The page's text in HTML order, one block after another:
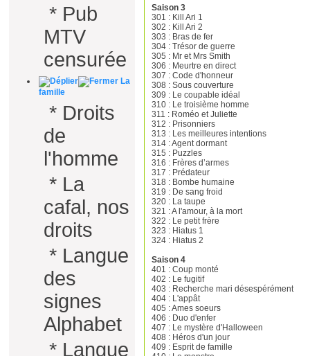
* Pub
MTV
censurée
La
famille
* Droits
de
l'homme
* La
cafal, nos
droits
* Langue
des
signes
Alphabet
* Langue
Saison 3
301 : Kill Ari 1
302 : Kill Ari 2
303 : Bras de fer
304 : Trésor de guerre
305 : Mr et Mrs Smith
306 : Meurtre en direct
307 : Code d'honneur
308 : Sous couverture
309 : Le coupable idéal
310 : Le troisième homme
311 : Roméo et Juliette
312 : Prisonniers
313 : Les meilleures intentions
314 : Agent dormant
315 : Puzzles
316 : Frères d’armes
317 : Prédateur
318 : Bombe humaine
319 : De sang froid
320 : La taupe
321 : A l'amour, à la mort
322 : Le petit frère
323 : Hiatus 1
324 : Hiatus 2
Saison 4
401 : Coup monté
402 : Le fugitif
403 : Recherche mari désespérément
404 : L'appât
405 : Ames soeurs
406 : Duo d'enfer
407 : Le mystère d'Halloween
408 : Héros d'un jour
409 : Esprit de famille